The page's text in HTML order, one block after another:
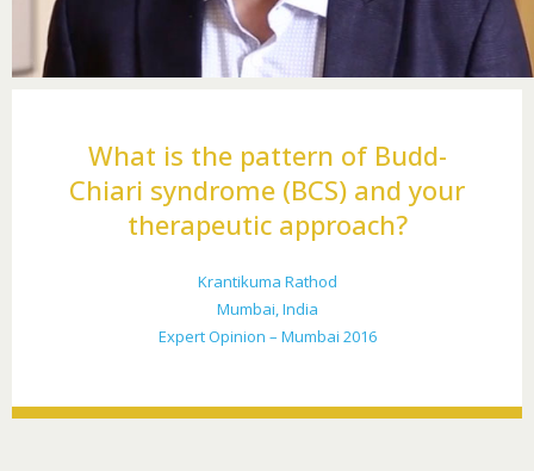
What is the pattern of Budd-
Chiari syndrome (BCS) and your
therapeutic approach?
Krantikuma Rathod
Mumbai, India
Expert Opinion – Mumbai 2016